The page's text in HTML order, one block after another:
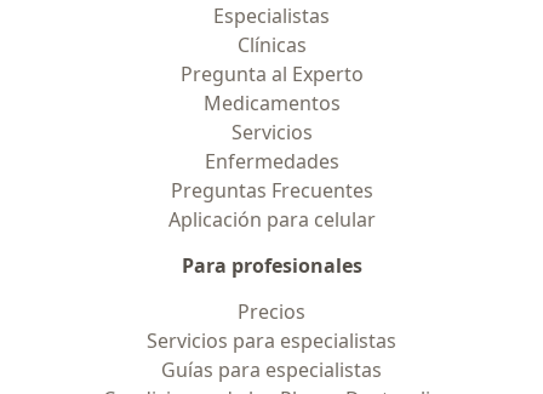
Especialistas
Clínicas
Pregunta al Experto
Medicamentos
Servicios
Enfermedades
Preguntas Frecuentes
Aplicación para celular
Para profesionales
Precios
Servicios para especialistas
Guías para especialistas